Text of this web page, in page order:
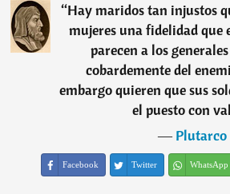
“Hay maridos tan injustos
mujeres una fidelidad que
parecen a los
cobardemente del
embargo quieren que sus
el puesto con
―Plutarco
Facebook Twitter WhatsApp